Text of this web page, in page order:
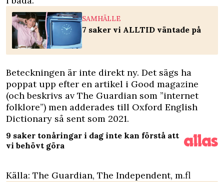
SAMHÄLLE
7 saker vi ALLTID väntade på
Beteckningen är inte direkt ny. Det sägs ha
poppat upp efter en artikel i Good magazine
(och beskrivs av The Guardian som ”internet
folklore”) men adderades till Oxford English
Dictionary så sent som 2021.
9 saker tonåringar i dag inte kan förstå att
vi behövt göra
Källa: The Guardian, The Independent, m.fl